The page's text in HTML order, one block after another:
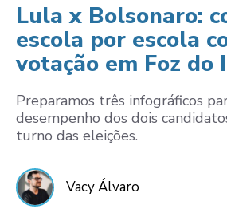
Lula x Bolsonaro:
escola por escola
votação em Foz do
Preparamos três infográficos
desempenho dos dois
turno das eleições.
Vacy Álvaro